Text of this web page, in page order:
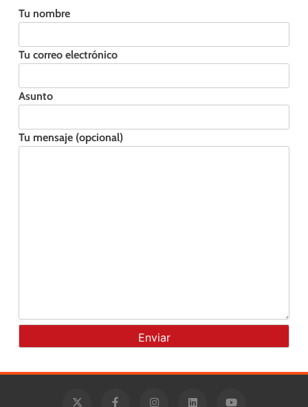
Tu nombre
Tu correo electrónico
Asunto
Tu mensaje (opcional)